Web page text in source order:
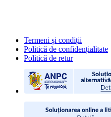
Termeni și condiții
Politică de confidențialitate
Politică de retur